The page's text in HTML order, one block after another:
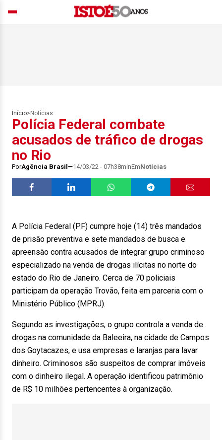
Início> Notícias
Polícia Federal combate
acusados de tráfico de drogas
no Rio
PorAgência Brasil 14/03/22 - 07h38minEmNotícias
A Polícia Federal (PF) cumpre hoje (14) três mandados
de prisão preventiva e sete mandados de busca e
apreensão contra acusados de integrar grupo criminoso
especializado na venda de drogas ilícitas no norte do
estado do Rio de Janeiro. Cerca de 70 policiais
participam da operação Trovão, feita em parceria com o
Ministério Público (MPRJ).
Segundo as investigações, o grupo controla a venda de
drogas na comunidade da Baleeira, na cidade de Campos
dos Goytacazes, e usa empresas e laranjas para lavar
dinheiro. Criminosos são suspeitos de comprar imóveis
com o dinheiro ilegal. A operação identificou patrimônio
de R$ 10 milhões pertencentes à organização.